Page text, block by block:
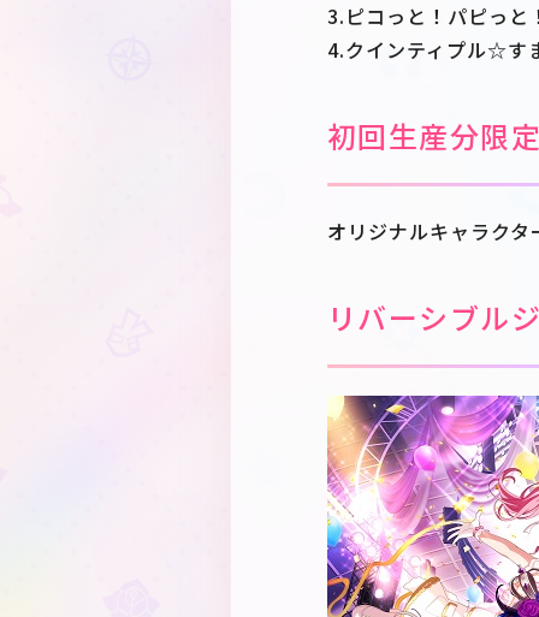
3.ピコっと！パピっ
4.クインティプル☆
初回生産分限
オリジナルキャラク
リバーシブル